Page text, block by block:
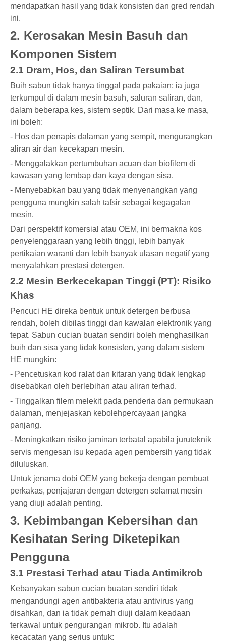
mendapatkan hasil yang tidak konsisten dan gred rendah
ini.
2. Kerosakan Mesin Basuh dan
Komponen Sistem
2.1 Dram, Hos, dan Saliran Tersumbat
Buih sabun tidak hanya tinggal pada pakaian; ia juga
terkumpul di dalam mesin basuh, saluran saliran, dan,
dalam beberapa kes, sistem septik. Dari masa ke masa,
ini boleh:
- Hos dan penapis dalaman yang sempit, mengurangkan
aliran air dan kecekapan mesin.
- Menggalakkan pertumbuhan acuan dan biofilem di
kawasan yang lembap dan kaya dengan sisa.
- Menyebabkan bau yang tidak menyenangkan yang
pengguna mungkin salah tafsir sebagai kegagalan
mesin.
Dari perspektif komersial atau OEM, ini bermakna kos
penyelenggaraan yang lebih tinggi, lebih banyak
pertikaian waranti dan lebih banyak ulasan negatif yang
menyalahkan prestasi detergen.
2.2 Mesin Berkecekapan Tinggi (PT): Risiko
Khas
Pencuci HE direka bentuk untuk detergen berbusa
rendah, boleh dibilas tinggi dan kawalan elektronik yang
tepat. Sabun cucian buatan sendiri boleh menghasilkan
buih dan sisa yang tidak konsisten, yang dalam sistem
HE mungkin:
- Pencetuskan kod ralat dan kitaran yang tidak lengkap
disebabkan oleh berlebihan atau aliran terhad.
- Tinggalkan filem melekit pada penderia dan permukaan
dalaman, menjejaskan kebolehpercayaan jangka
panjang.
- Meningkatkan risiko jaminan terbatal apabila juruteknik
servis mengesan isu kepada agen pembersih yang tidak
diluluskan.
Untuk jenama dobi OEM yang bekerja dengan pembuat
perkakas, penjajaran dengan detergen selamat mesin
yang diuji adalah penting.
3. Kebimbangan Kebersihan dan
Kesihatan Sering Diketepikan
Pengguna
3.1 Prestasi Terhad atau Tiada Antimikrob
Kebanyakan sabun cucian buatan sendiri tidak
mengandungi agen antibakteria atau antivirus yang
disahkan, dan ia tidak pernah diuji dalam keadaan
terkawal untuk pengurangan mikrob. Itu adalah
kecacatan yang serius untuk: